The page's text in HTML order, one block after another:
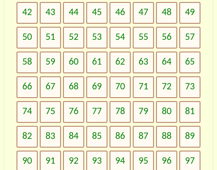
42 43 44 45 46 47 48 49
50 51 52 53 54 55 56 57
58 59 60 61 62 63 64 65
66 67 68 69 70 71 72 73
74 75 76 77 78 79 80 81
82 83 84 85 86 87 88 89
90 91 92 93 94 95 96 97